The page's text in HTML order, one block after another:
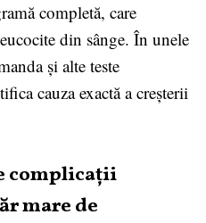
completă, care
din sânge. În unele
și alte teste
cauza exactă a creșterii
complicații
mare de